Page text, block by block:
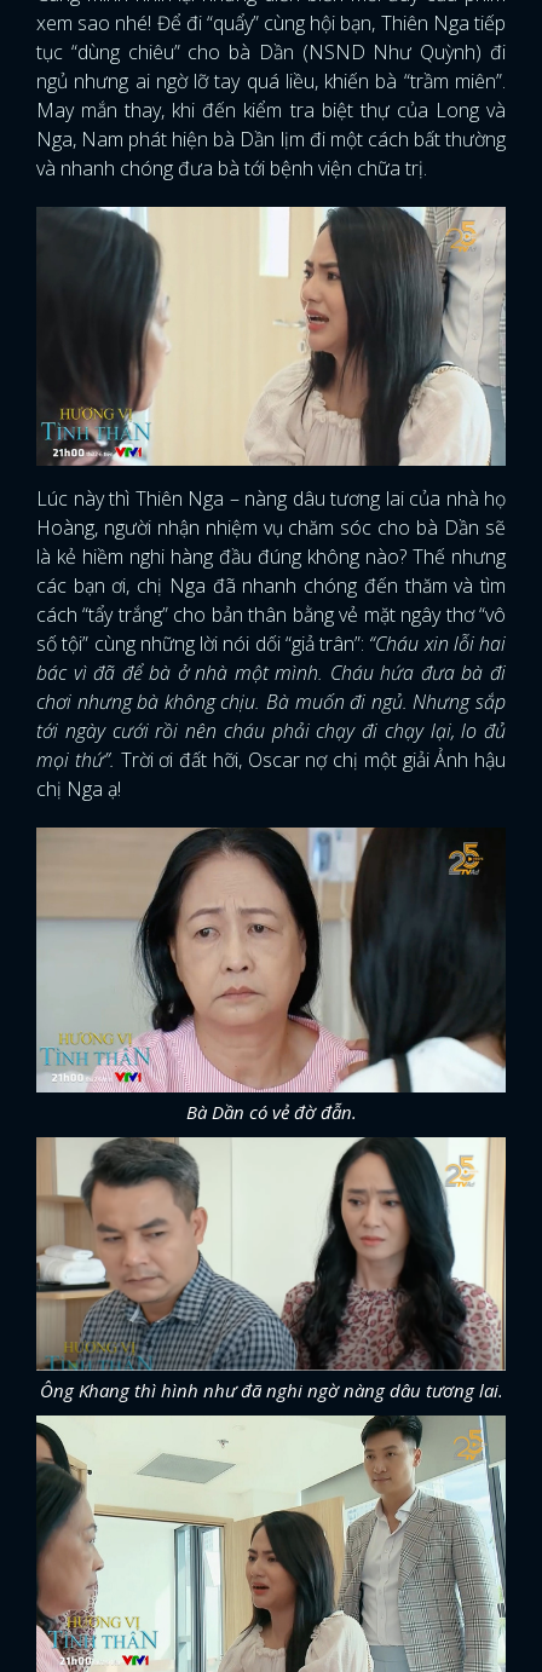
xem sao nhé! Để đi “quẩy” cùng hội bạn, Thiên Nga tiếp
tục “dùng chiêu” cho bà Dần (NSND Như Quỳnh) đi
ngủ nhưng ai ngờ lỡ tay quá liều, khiến bà “trầm miên”.
May mắn thay, khi đến kiểm tra biệt thự của Long và
Nga, Nam phát hiện bà Dần lịm đi một cách bất thường
và nhanh chóng đưa bà tới bệnh viện chữa trị.
Lúc này thì Thiên Nga – nàng dâu tương lai của nhà họ
Hoàng, người nhận nhiệm vụ chăm sóc cho bà Dần sẽ
là kẻ hiềm nghi hàng đầu đúng không nào? Thế nhưng
các bạn ơi, chị Nga đã nhanh chóng đến thăm và tìm
cách “tẩy trắng” cho bản thân bằng vẻ mặt ngây thơ “vô
số tội” cùng những lời nói dối “giả trân”: “Cháu xin lỗi hai
bác vì đã để bà ở nhà một mình. Cháu hứa đưa bà đi
chơi nhưng bà không chịu. Bà muốn đi ngủ. Nhưng sắp
tới ngày cưới rồi nên cháu phải chạy đi chạy lại, lo đủ
mọi thứ”. Trời ơi đất hỡi, Oscar nợ chị một giải Ảnh hậu
chị Nga ạ!
Bà Dần có vẻ đờ đẫn.
Ông Khang thì hình như đã nghi ngờ nàng dâu tương lai.